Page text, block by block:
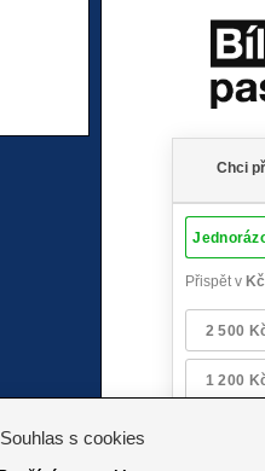
Souhlas s cookies